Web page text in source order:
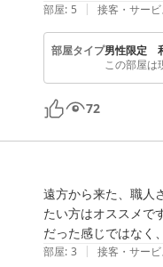
部屋: 5 | 接客・サービ
部屋タイプ男性限定
この部屋は
72
遠方から来た、職人
たい方はオススメで
だった感じではなく
部屋: 3 | 接客・サービ